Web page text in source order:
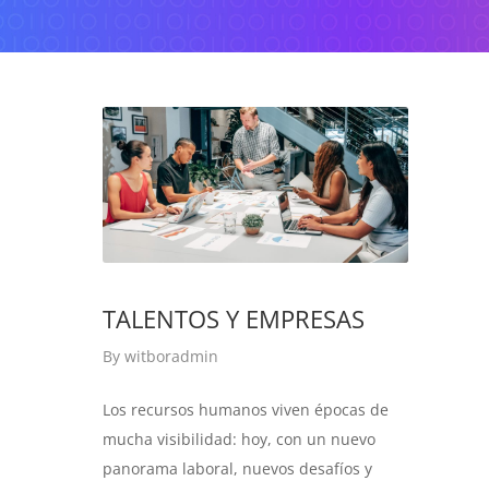
TALENTOS Y EMPRESAS
By witboradmin
Los recursos humanos viven épocas de
mucha visibilidad: hoy, con un nuevo
panorama laboral, nuevos desafíos y